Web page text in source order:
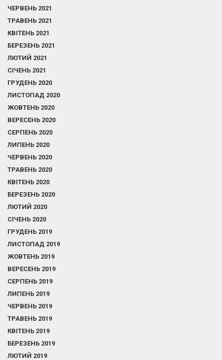
ЧЕРВЕНЬ 2021
ТРАВЕНЬ 2021
КВІТЕНЬ 2021
БЕРЕЗЕНЬ 2021
ЛЮТИЙ 2021
СІЧЕНЬ 2021
ГРУДЕНЬ 2020
ЛИСТОПАД 2020
ЖОВТЕНЬ 2020
ВЕРЕСЕНЬ 2020
СЕРПЕНЬ 2020
ЛИПЕНЬ 2020
ЧЕРВЕНЬ 2020
ТРАВЕНЬ 2020
КВІТЕНЬ 2020
БЕРЕЗЕНЬ 2020
ЛЮТИЙ 2020
СІЧЕНЬ 2020
ГРУДЕНЬ 2019
ЛИСТОПАД 2019
ЖОВТЕНЬ 2019
ВЕРЕСЕНЬ 2019
СЕРПЕНЬ 2019
ЛИПЕНЬ 2019
ЧЕРВЕНЬ 2019
ТРАВЕНЬ 2019
КВІТЕНЬ 2019
БЕРЕЗЕНЬ 2019
ЛЮТИЙ 2019